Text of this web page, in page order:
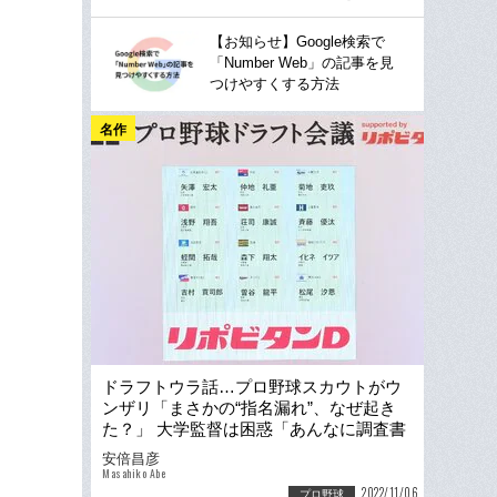
【お知らせ】Google検索で
「Number Web」の記事を見
つけやすくする方法
名作
ドラフトウラ話…プロ野球スカウトがウ
ンザリ「まさかの“指名漏れ”、なぜ起き
た？」 大学監督は困惑「あんなに調査書
も来てたのに…」
安倍昌彦
Masahiko Abe
プロ野球 2022/11/06